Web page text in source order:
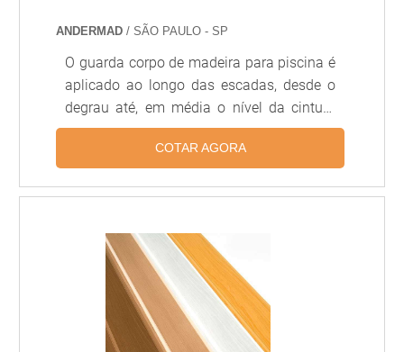
ANDERMAD / SÃO PAULO - SP
O guarda corpo de madeira para piscina é
aplicado ao longo das escadas, desde o
degrau até, em média o nível da cintura
com o objetivo de garantir segurança,
bem-estar, elegância ao ambiente e seguir
residência.Benefícios do guarda corpo de
dos itens fundamentais de segurança em
um projeto arquitetônico, o guarda corpo
de madeira cria uma barreira física de
defesa contra quedas e outros acidentes
que possam acontecer e oferecem.
COTAR AGORA